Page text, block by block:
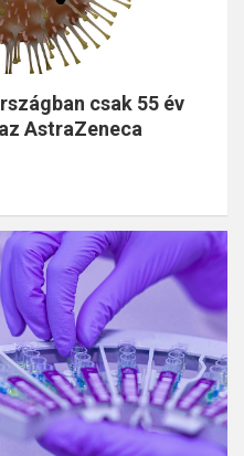
csak 55 év
AstraZeneca